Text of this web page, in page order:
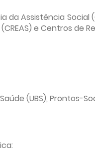
da Assistência Social
e Centros de
(UBS), Prontos-